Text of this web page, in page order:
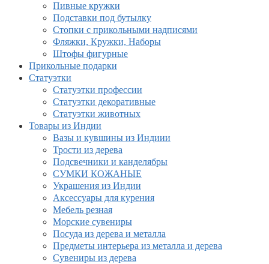
Пивные кружки
Подставки под бутылку
Стопки с прикольными надписями
Фляжки, Кружки, Наборы
Штофы фигурные
Прикольные подарки
Статуэтки
Статуэтки профессии
Статуэтки декоративные
Статуэтки животных
Товары из Индии
Вазы и кувшины из Индиии
Трости из дерева
Подсвечники и канделябры
СУМКИ КОЖАНЫЕ
Украшения из Индии
Аксессуары для курения
Мебель резная
Морские сувениры
Посуда из дерева и металла
Предметы интерьера из металла и дерева
Сувениры из дерева